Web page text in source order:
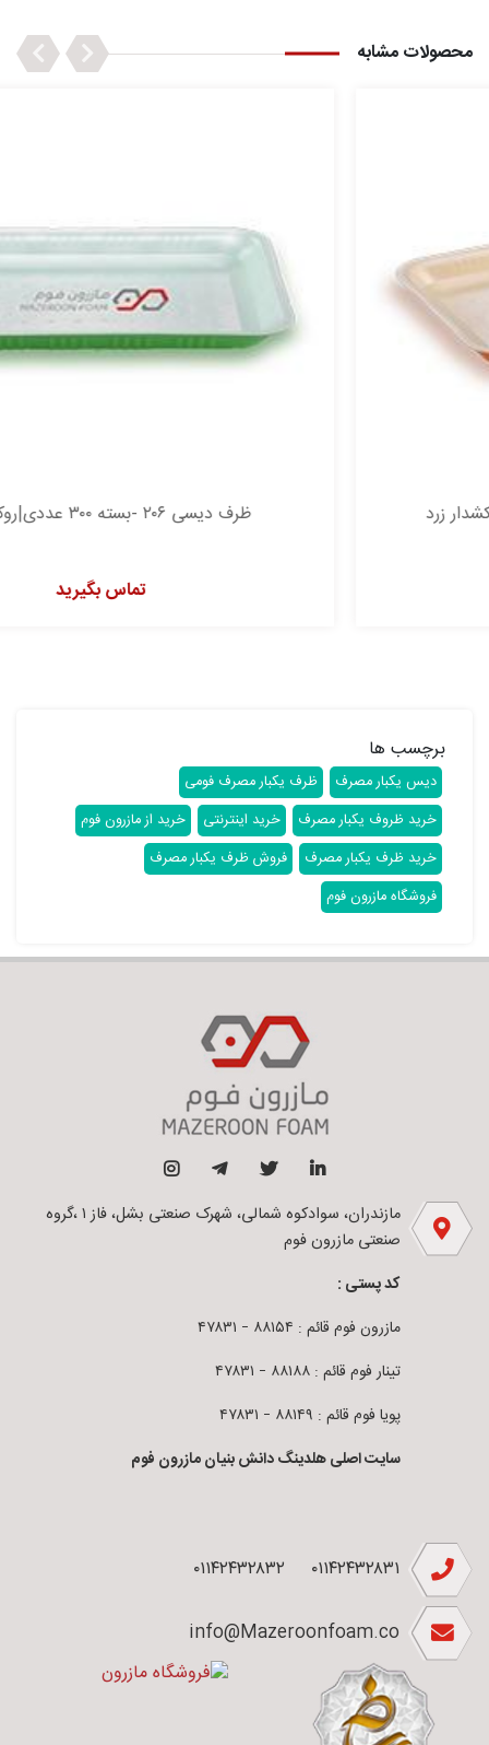
محصولات مشابه Previous
Next
برچسب ها
دیس یکبار مصرف
ظرف یکبار مصرف فومی
خرید ظروف یکبار مصرف
خرید اینترنتی
خرید از مازرون فوم
خرید ظرف یکبار مصرف
فروش ظرف یکبار مصرف
فروشگاه مازرون فوم
مازندران، سوادکوه شمالی، شهرک صنعتی بشل، فاز ۱ ،گروه
صنعتی مازرون فوم
کد پستی :
مازرون فوم قائم : ۸۸۱۵۴ – ۴۷۸۳۱
تینار فوم قائم : ۸۸۱۸۸ – ۴۷۸۳۱
پویا فوم قائم : ۸۸۱۴۹ – ۴۷۸۳۱
سایت اصلی هلدینگ دانش بنیان مازرون فوم
۰۱۱۴۲۴۳۲۸۳۱ ۰۱۱۴۲۴۳۲۸۳۲
info@Mazeroonfoam.co